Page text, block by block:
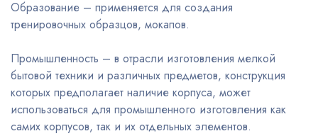
Образование – применяется для создания
тренировочных образцов, мокапов.
Промышленность – в отрасли изготовления мелкой
бытовой техники и различных предметов, конструкция
которых предполагает наличие корпуса, может
использоваться для промышленного изготовления как
самих корпусов, так и их отдельных элементов.